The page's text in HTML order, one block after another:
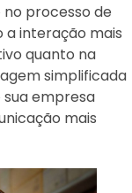
no processo de
interação mais
quanto na
simplificada
empresa
mais